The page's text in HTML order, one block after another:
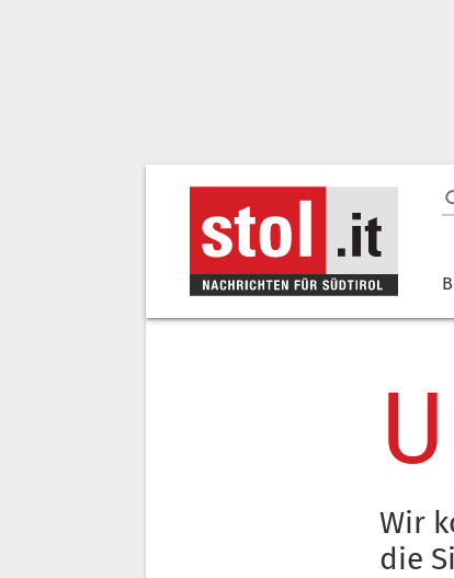
Wir
die